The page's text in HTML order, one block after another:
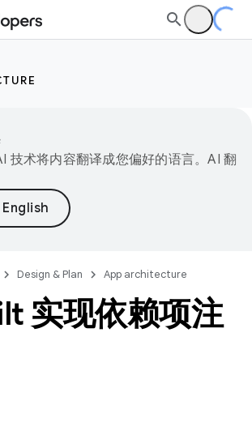
技术将内容翻译成您偏好的语言。AI 翻
Design & Plan App architecture
实现依赖项注